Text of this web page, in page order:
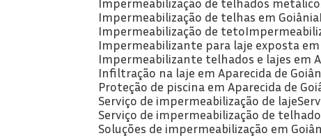
Impermeabilização de telhas em Goiânia
Impermeabilização de teto
Impermeabilizante para laje exposta
Impermeabilizante telhados e lajes em
Infiltração na laje em Aparecida de
Proteção de piscina em Aparecida de
Serviço de impermeabilização de laje
Serviço de impermeabilização de telhado
Soluções de impermeabilização em